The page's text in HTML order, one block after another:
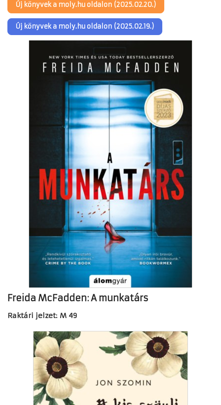
Új könyvek a moly.hu oldalon (2025.02.20.)
Új könyvek a moly.hu oldalon (2025.02.19.)
Freida McFadden: A munkatárs
Raktári jelzet: M 49